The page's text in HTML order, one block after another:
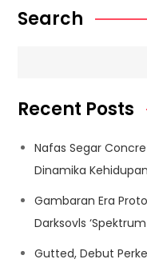
Search
Recent Posts
Nafas Segar
Dinamika
Gambaran Era
Darksovls
Gutted, Debut